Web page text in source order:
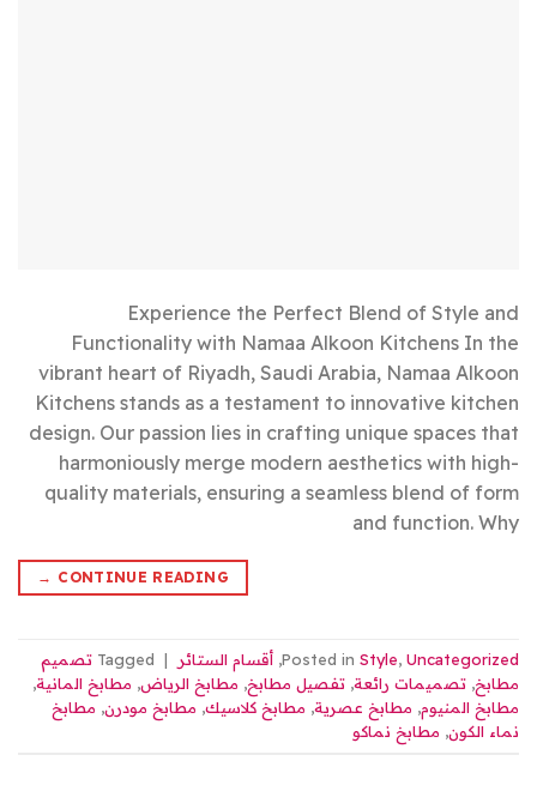
Experience the Perfect Blend of Style and
Functionality with Namaa Alkoon Kitchens In the
vibrant heart of Riyadh, Saudi Arabia, Namaa Alkoon
Kitchens stands as a testament to innovative kitchen
design. Our passion lies in crafting unique spaces that
harmoniously merge modern aesthetics with high-
quality materials, ensuring a seamless blend of form
and function. Why
CONTINUE READING
→
Posted in Style, Uncategorized
, أقسام الستائر |
Tagged تصميم
مطابخ, تصميمات رائعة, تفصيل مطابخ, مطابخ الرياض, مطابخ المانية,
مطابخ المنيوم, مطابخ عصرية, مطابخ كلاسيك, مطابخ مودرن, مطابخ
نماء الكون, مطابخ نماكو